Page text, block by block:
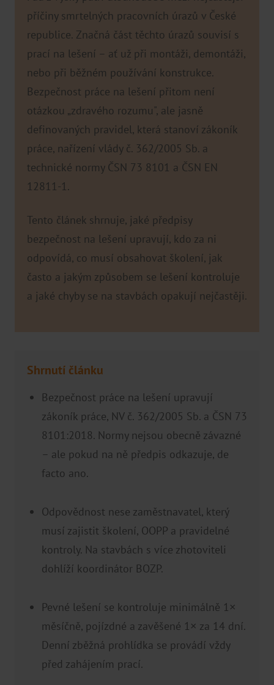
příčiny smrtelných pracovních úrazů v České
republice. Značná část těchto úrazů souvisí s
prací na lešení – ať už při montáži, demontáži,
nebo při běžném používání konstrukce.
Bezpečnost práce na lešení přitom není
otázkou „zdravého rozumu", ale jasně
definovaných pravidel, která stanoví zákoník
práce, nařízení vlády č. 362/2005 Sb. a
technické normy ČSN 73 8101 a ČSN EN
12811-1.
Tento článek shrnuje, jaké předpisy
bezpečnost na lešení upravují, kdo za ni
odpovídá, co musí obsahovat školení, jak
často a jakým způsobem se lešení kontroluje
a jaké chyby se na stavbách opakují nejčastěji.
Shrnutí článku
Bezpečnost práce na lešení upravují
zákoník práce, NV č. 362/2005 Sb. a ČSN 73
8101:2018. Normy nejsou obecně závazné
– ale pokud na ně předpis odkazuje, de
facto ano.
Odpovědnost nese zaměstnavatel, který
musí zajistit školení, OOPP a pravidelné
kontroly. Na stavbách s více zhotoviteli
dohlíží koordinátor BOZP.
Pevné lešení se kontroluje minimálně 1×
měsíčně, pojízdné a zavěšené 1× za 14 dní.
Denní zběžná prohlídka se provádí vždy
před zahájením prací.